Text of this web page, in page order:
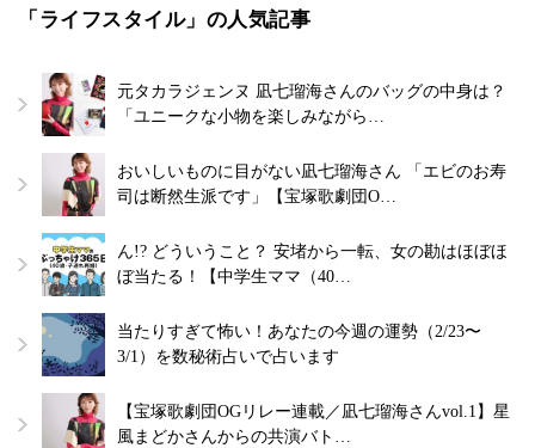
「ライフスタイル」の人気記事
元タカラジェンヌ 凪七瑠海さんのバッグの中身は？
「ユニークな小物を楽しみながら…
おいしいものに目がない凪七瑠海さん 「エビのお寿
司は断然生派です」【宝塚歌劇団O…
ん!? どういうこと？ 安堵から一転、女の勘はほぼほ
ぼ当たる！【中学生ママ（40…
当たりすぎて怖い！あなたの今週の運勢（2/23〜
3/1）を数秘術占いで占います
【宝塚歌劇団OGリレー連載／凪七瑠海さんvol.1】星
風まどかさんからの共演バト…